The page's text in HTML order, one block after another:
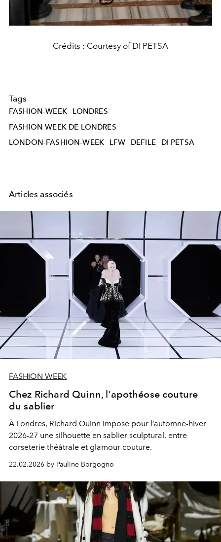
Crédits : Courtesy of DI PETSA
Tags
FASHION-WEEK
LONDRES
FASHION WEEK DE LONDRES
LONDON-FASHION-WEEK
LFW DEFILE DI PETSA
Articles associés
FASHION WEEK
Chez Richard Quinn, l'apothéose couture
du sablier
À Londres, Richard Quinn impose pour l’automne-hiver
2026-27 une silhouette en sablier sculptural, entre
corseterie théâtrale et glamour couture.
22.02.2026 by Pauline Borgogno